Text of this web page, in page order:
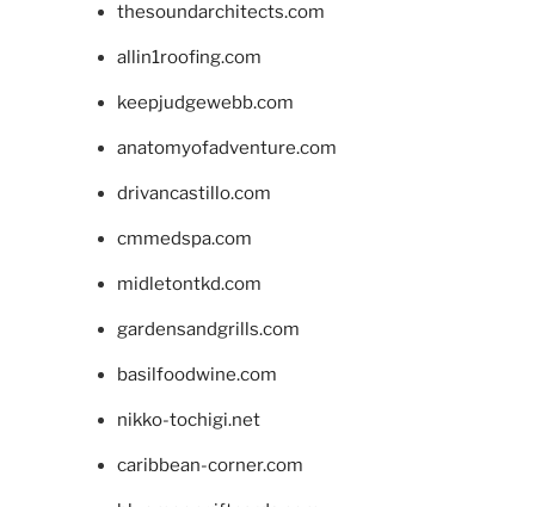
thesoundarchitects.com
allin1roofing.com
keepjudgewebb.com
anatomyofadventure.com
drivancastillo.com
cmmedspa.com
midletontkd.com
gardensandgrills.com
basilfoodwine.com
nikko-tochigi.net
caribbean-corner.com